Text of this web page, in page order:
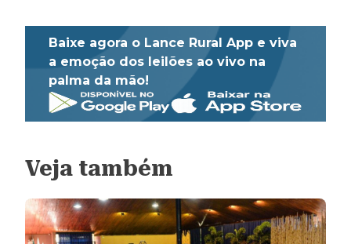
Baixe agora o Lance Rural App e viva
a emoção dos leilões ao vivo na
palma da mão!
Veja também